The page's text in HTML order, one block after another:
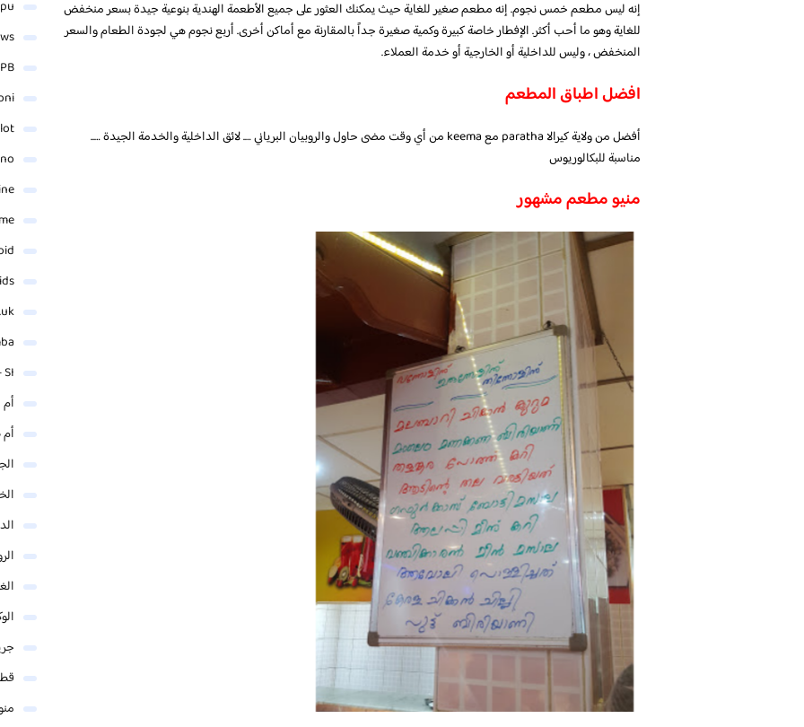
إنه ليس مطعم خمس نجوم. إنه مطعم صغير للغاية حيث يمكنك العثور على جميع الأطعمة الهندية بنوعية جيدة بسعر منخفض
للغاية وهو ما أحب أكثر. الإفطار خاصة كبيرة وكمية صغيرة جداً بالمقارنة مع أماكن أخرى. أربع نجوم هي لجودة الطعام والسعر
المنخفض ، وليس للداخلية أو الخارجية أو خدمة العملاء.
افضل اطباق المطعم
أفضل من ولاية كيرالا paratha مع keema من أي وقت مضى حاول والروبيان البرياني …. لائق الداخلية والخدمة الجيدة …..
مناسبة للبكالوريوس
منيو مطعم مشهور
PB